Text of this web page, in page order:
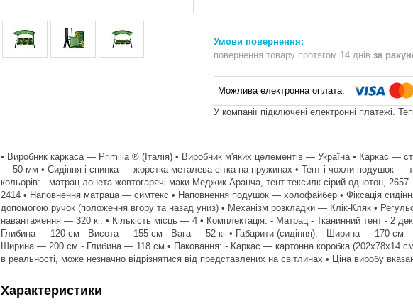
повернення товару протягом 14 днів за
У компанії підключені електронні платежі.
• Виробник каркаса — Primilla ® (Італія) • Виробник м'яких целементів — Україна • Каркас —
— 50 мм • Сидіння і спинка — жорстка металева сітка на пружинах • Тент і чохли подушок —
кольорів: - матрац лонета жовтогарячі маки Меджик Аранча, тент тексилк сірий однотон,
2414 • Наповнення матраца — симтекс • Наповнення подушок — холофайбер • Фіксація
допомогою ручок (положення вгору та назад униз) • Механізм розкладки — Клік-Кляк •
навантаження — 320 кг. • Кількість місць — 4 • Комплектація: - Матрац - Тканинний тент - 2
Глибина — 120 см - Висота — 155 см - Вага — 52 кг • Габарити (сидіння): - Ширина — 170 см
Ширина — 200 см - Глибина — 118 см • Паковання: - Каркас — картонна коробка (202х78х14
в реальності, може незначно відрізнятися від представлених на світлинах • Ціна виробу
Характеристики